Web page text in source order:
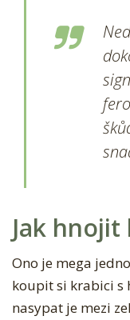
Jak hnojit
Ono je mega
koupit si krabici s
nasypat je mezi